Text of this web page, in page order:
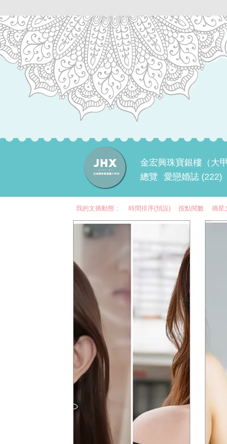
金宏興珠寶銀樓（大
總覽
愛戀婚誌 (222)
我的文摘動態： 時間排序(預設) 按點閱數 摘星